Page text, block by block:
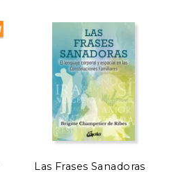
Las Frases Sanadoras